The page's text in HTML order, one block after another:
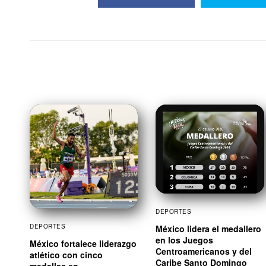
DEPORTES
México fortalece liderazgo
atlético con cinco
DEPORTES
México lidera el medallero
en los Juegos
Centroamericanos y del
Caribe Santo Domingo